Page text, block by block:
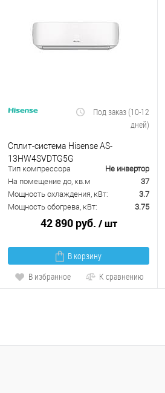
Под заказ (10-12
дней)
Сплит-система Hisense AS-
13HW4SVDTG5G
Тип компрессора
Не инвертор
На помещение до, кв.м
37
Мощность охлаждения, кВт:
3.7
Мощность обогрева, кВт:
3.75
42 890 руб. / шт
В корзину
В избранное
К сравнению